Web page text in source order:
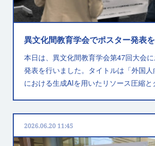
異文化間教育学会でポスター発表
本日は、異文化間教育学会第47回大会
発表を行いました。タイトルは「外国
における生成AIを用いたリソース圧縮
2026.06.20 11:45